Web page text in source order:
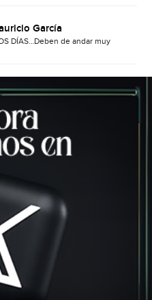
García
DÍAS…Deben de andar muy